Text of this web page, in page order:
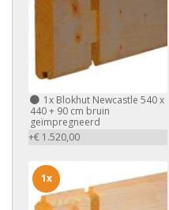
1x Blokhut Newcastle 540 x
440 + 90 cm bruin
geïmpregneerd
+€ 1.520,00
1x